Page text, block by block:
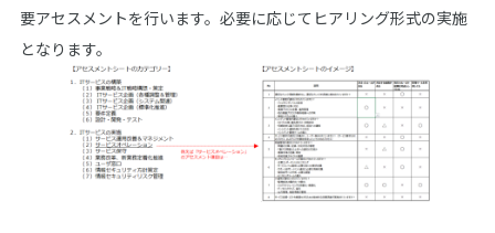
要アセスメントを行います。必要に応じてヒアリング形式の実施
となります。